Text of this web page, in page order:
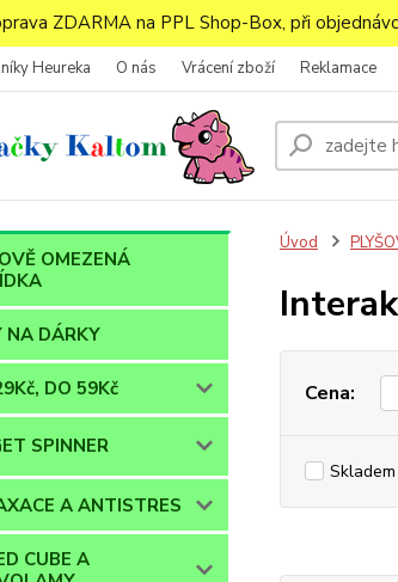
ZDARMA na PPL Shop-Box, při
Heureka O nás Vrácení zboží Reklamace
OMEZENÁ
NA DÁRKY
DO 59Kč
SPINNER
A ANTISTRES
CUBE A
Úvod
Cena:
Skladem